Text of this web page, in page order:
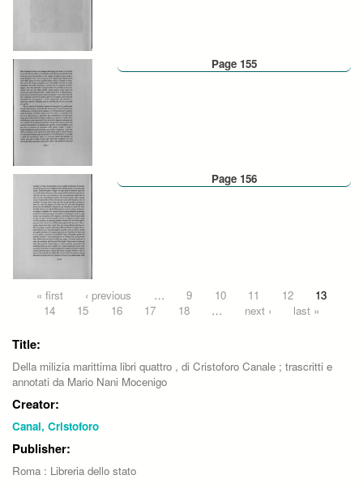
Page 155
Page 156
Pages« first ‹ previous … 9 10 11 12
13
14
15 16 17 18 … next › last »
Title:
Della milizia marittima libri quattro , di Cristoforo Canale ; trascritti e
annotati da Mario Nani Mocenigo
Creator:
Canal, Cristoforo
Publisher:
Roma : Libreria dello stato